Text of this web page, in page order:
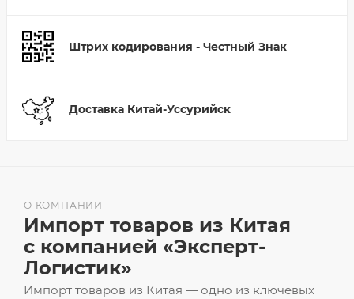
Штрих кодирования - Честный Знак
Доставка Китай-Уссурийск
Импорт товаров из Китая — одно из ключевых
О КОМПАНИИ
Импорт товаров из Китая
с компанией «Эксперт-
Логистик»